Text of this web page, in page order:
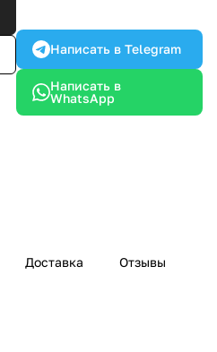
Написать в Telegram
Написать в
WhatsApp
Доставка Отзывы